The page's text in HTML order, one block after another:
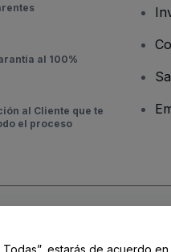
al 100%
al Cliente que te
el proceso
Todas”, estarás de acuerdo